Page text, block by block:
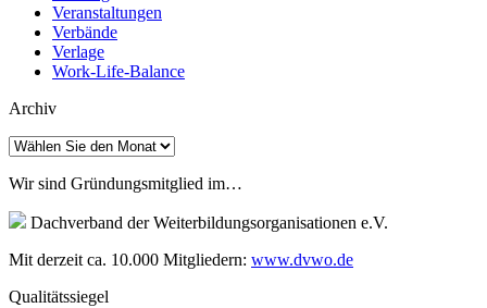
Veranstaltungen
Verbände
Verlage
Work-Life-Balance
Archiv
Archiv
Wir sind Gründungsmitglied im…
Dachverband der Weiterbildungsorganisationen e.V.
Mit derzeit ca. 10.000 Mitgliedern: www.dvwo.de
Qualitätssiegel